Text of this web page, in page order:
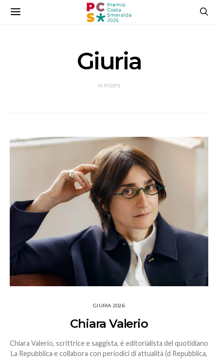
Giuria
14 POSTS
GIURIA 2026
Chiara Valerio
Chiara Valerio, scrittrice e saggista, è editorialista del quotidiano
La Repubblica e collabora con periodici di attualità (d Repubblica,